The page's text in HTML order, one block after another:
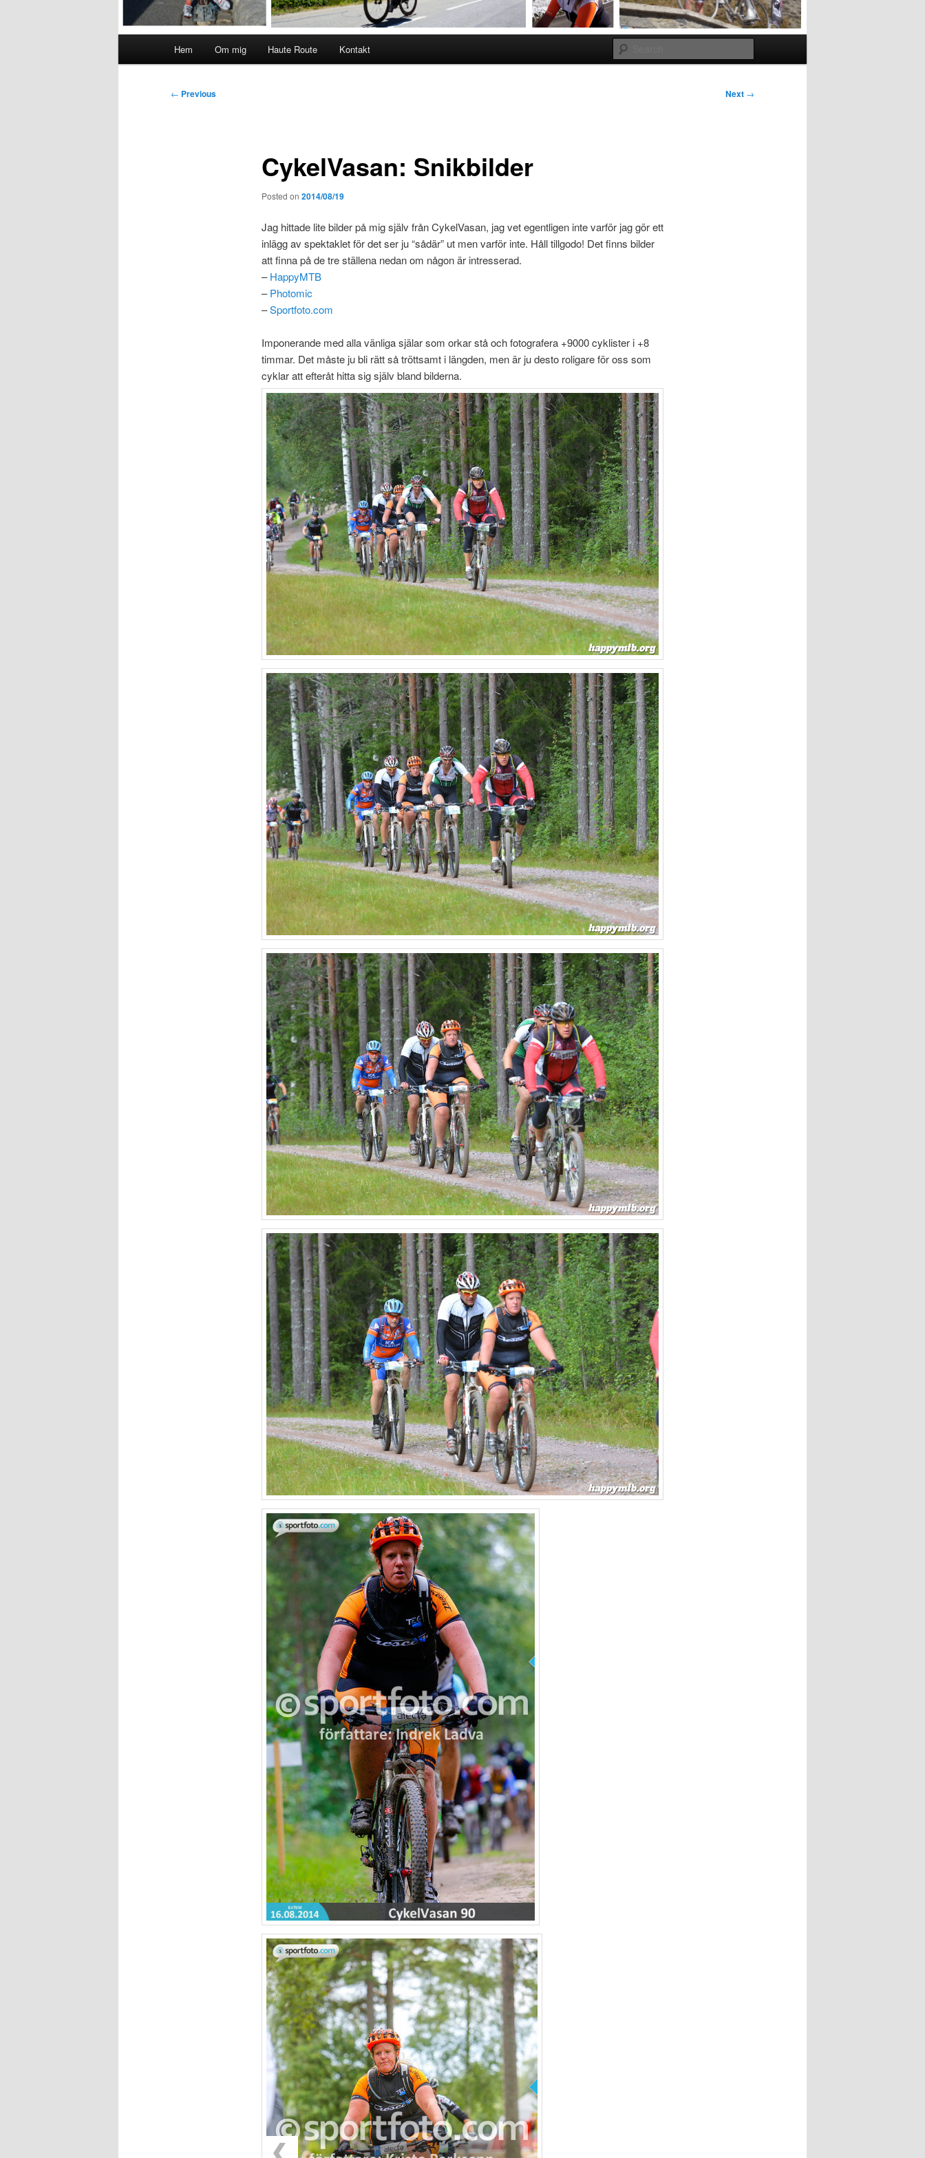
Hem Om mig Haute Route Kontakt
Post
← Previous Next →
CykelVasan: Snikbilder
Posted on 2014/08/19
Jag hittade lite bilder på mig själv från CykelVasan, jag vet egentligen inte varför jag gör ett
inlägg av spektaklet för det ser ju “sådär” ut men varför inte. Håll tillgodo! Det finns bilder
att finna på de tre ställena nedan om någon är intresserad.
–HappyMTB
–Photomic
–Sportfoto.com
Imponerande med alla vänliga själar som orkar stå och fotografera +9000 cyklister i +8
timmar. Det måste ju bli rätt så tröttsamt i längden, men är ju desto roligare för oss som
cyklar att efteråt hitta sig själv bland bilderna.